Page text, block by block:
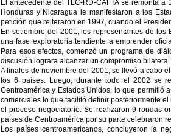
El antecedente del TLC-RD-CAFTA se remonta
Honduras y Nicaragua le manifestaron a los
petición que reiteraron en 1997, cuando el
En setiembre del 2001, los representantes de
una fase exploratoria tendiente a emprender
Para esos efectos, comenzó un programa de
discusión lograra alcanzar un compromiso
A finales de noviembre del 2001, se llevó a cabo
los 6 países. Luego, durante todo el 2002 se
Centroamérica y Estados Unidos, lo que permitió
comerciales lo que facilitó definir posteriormente
el proceso negociatorio. Se realizaron 9 rondas
países de Centroamérica por su parte celebraron
Los países centroamericanos, concluyeron la